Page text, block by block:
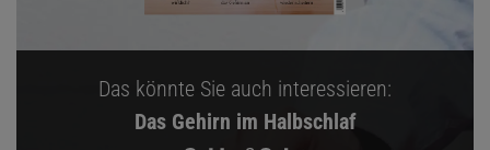
Das könnte Sie auch interessieren:
Das Gehirn im Halbschlaf